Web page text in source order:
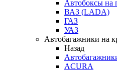
Автобоксы на
ВАЗ (LADA)
ГАЗ
УАЗ
Автобагажники на
Назад
ACURA